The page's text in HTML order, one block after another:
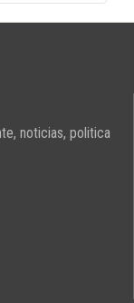
noticias, politica